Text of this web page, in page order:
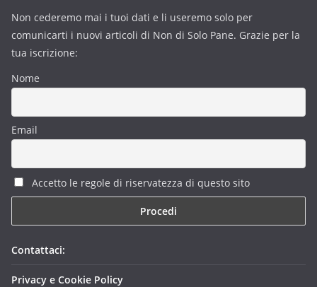
Non cederemo mai i tuoi dati e li useremo solo per
comunicarti i nuovi articoli di Non di Solo Pane. Grazie per la
tua iscrizione:
Nome
Email
Accetto le regole di riservatezza di questo sito
Contattaci:
Privacy e Cookie Policy